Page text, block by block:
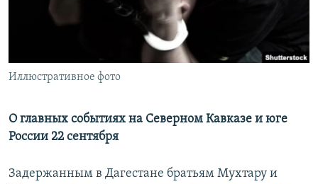
СОЦИАЛЬНЫЕ СЕТИ
Все сайты РСЕ/РС
Иллюстративное фото
О главных событиях на Северном Кавказе и юге
России 22 сентября
Задержанным в Дагестане братьям Мухтару и